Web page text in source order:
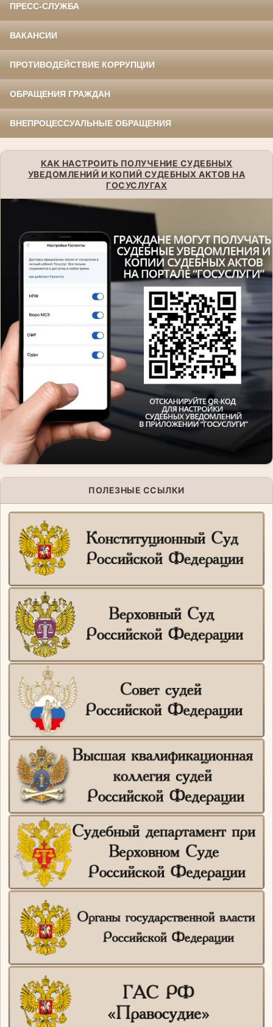
ПРЕСС-СЛУЖБА
ВАКАНСИИ
ПРОТИВОДЕЙСТВИЕ КОРРУПЦИИ
ОБРАЩЕНИЯ ГРАЖДАН
ВНЕПРОЦЕССУАЛЬНЫЕ ОБРАЩЕНИЯ
КАК НАСТРОИТЬ ПОЛУЧЕНИЕ СУДЕБНЫХ
УВЕДОМЛЕНИЙ И КОПИЙ СУДЕБНЫХ АКТОВ НА
ГОСУСЛУГАХ
ПОЛЕЗНЫЕ ССЫЛКИ